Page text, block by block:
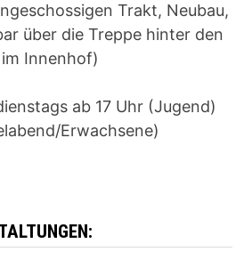
Trakt, Neubau,
über die Treppe hinter den
Innenhof)
ab 17 Uhr (Jugend)
Erwachsene)